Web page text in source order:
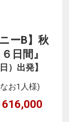
ーB】秋
日間』
）出発】
お1人様)